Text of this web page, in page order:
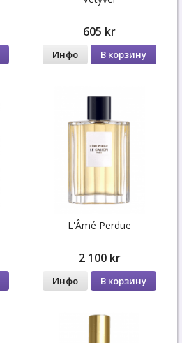
605 kr
Инфо В корзину
L'Âmé Perdue
2 100 kr
Инфо В корзину